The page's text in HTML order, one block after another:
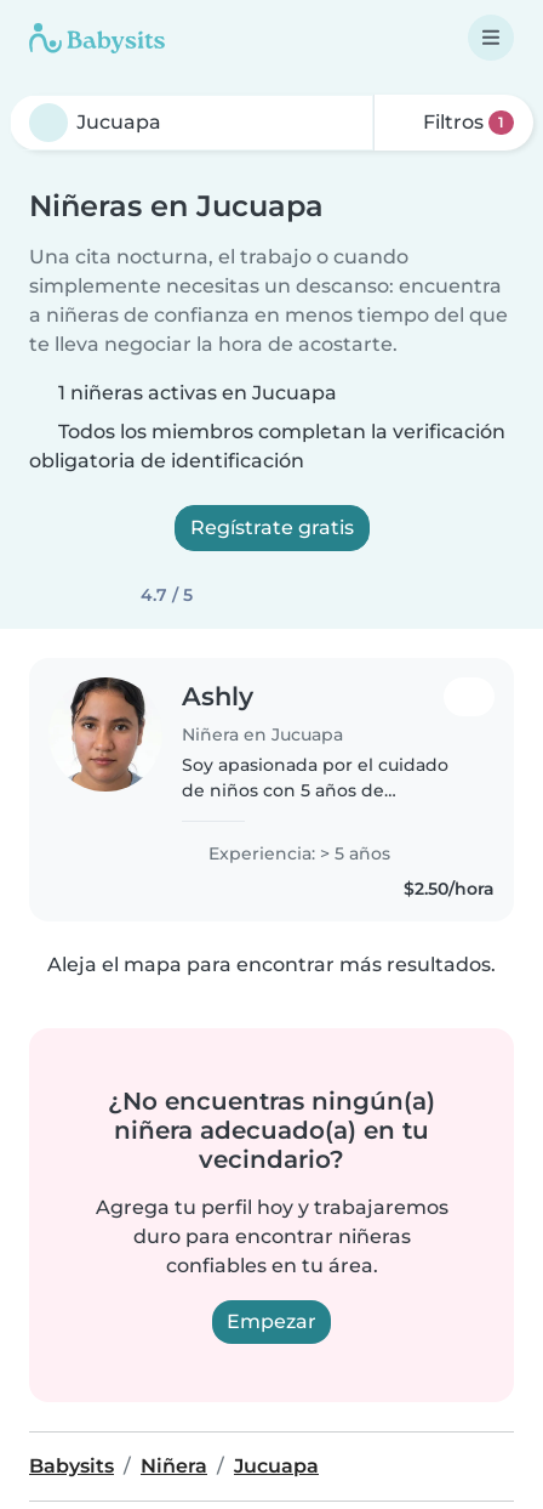
Filtros 1
Niñeras en Jucuapa
Una cita nocturna, el trabajo o cuando
simplemente necesitas un descanso: encuentra
a niñeras de confianza en menos tiempo del que
te lleva negociar la hora de acostarte.
1 niñeras activas en Jucuapa
Todos los miembros completan la verificación
obligatoria de identificación
Regístrate gratis
4.7 / 5
Ashly
Niñera en Jucuapa
Soy apasionada por el cuidado
de niños con 5 años de
preescolares y adolescentes.
Disfruto dibujar, leer,
manualidades y música con los
Experiencia: > 5 años
$2.50/hora
Aleja el mapa para encontrar más resultados.
¿No encuentras ningún(a)
niñera adecuado(a) en tu
vecindario?
Agrega tu perfil hoy y trabajaremos
duro para encontrar niñeras
confiables en tu área.
Empezar
Babysits Niñera Jucuapa